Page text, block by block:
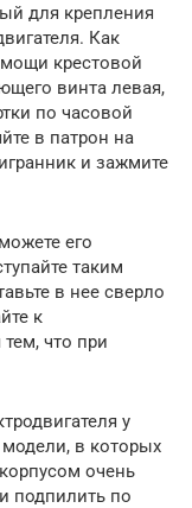
для крепления
Как
крестовой
винта левая,
по часовой
в патрон на
и зажмите
его
таким
в нее сверло
к
что при
у
в которых
очень
подпилить по